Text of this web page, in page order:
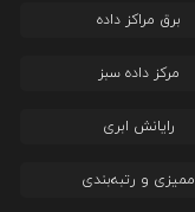
برق مراکز داده
مرکز داده سبز
رایانش ابری
ممیزی و رتبه‌بندی